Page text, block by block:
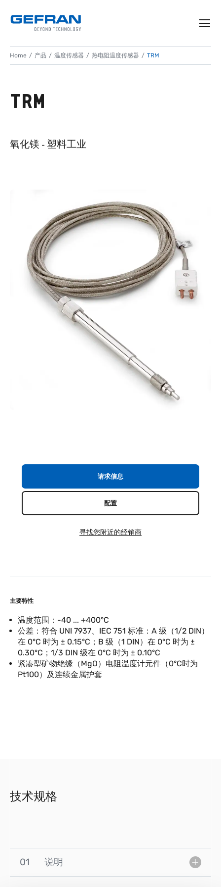
Home 产品 温度传感器 热电阻温度传感器 TRM
TRM
氧化镁 - 塑料工业
主要特性
温度范围：-40 ... +400°C
公差：符合 UNI 7937、IEC 751 标准：A 级（1/2 DIN）
在 0°C 时为 ± 0.15°C；B 级（1 DIN）在 0°C 时为 ±
0.30°C；1/3 DIN 级在 0°C 时为 ± 0.10°C
紧凑型矿物绝缘（MgO）电阻温度计元件（0°C时为
Pt100）及连续金属护套
请求信息
配置
寻找您附近的经销商
技术规格
01 说明